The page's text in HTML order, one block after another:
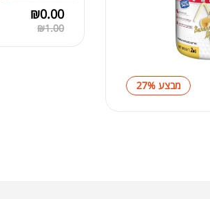
מבצע 27%
₪1.00
₪0.00